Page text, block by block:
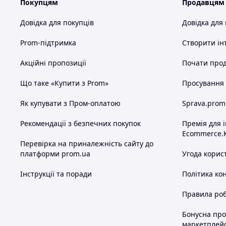
Покупцям
Довідка для покупців
Prom-підтримка
Акційні пропозиції
Що таке «Купити з Prom»
Як купувати з Пром-оплатою
Рекомендації з безпечних покупок
Перевірка на приналежність сайту до
платформи prom.ua
Інструкції та поради
Продавцям
Довідка для
Створити
Почати
Просування
Премія для
Угода
Політика
Правила
Бонусна